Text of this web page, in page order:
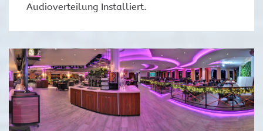
Audioverteilung Installiert.